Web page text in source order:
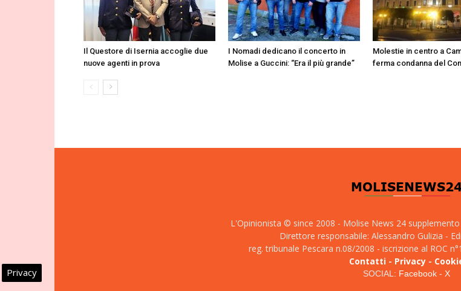
Il Questore di Isernia accoglie due
nuove agenti in prova
I Nomadi dedicano il concerto in
Molise a Guccini: “Era il più grande”
Molestie in centro a
ferma condanna del
L'Opinionista © since 2008 - Molise News 24
Direttore responsabile: Alessandro Gulizia -
reg. tribunale Pescara n.08/2008 - iscrizione al ROC
Contatti- Privacy-
SOCIAL: Facebook- X
Privacy